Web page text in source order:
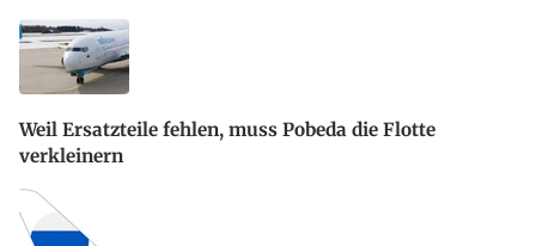
Weil Ersatzteile fehlen, muss Pobeda die Flotte
verkleinern